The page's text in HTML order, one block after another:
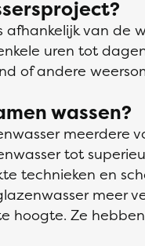
van de
uren tot
of andere
wassen?
meerdere
tot
technieken en
meer
hoogte. Ze